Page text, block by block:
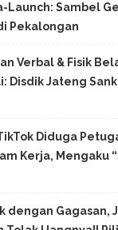
Launch: Sambel
Pekalongan
Verbal & Fisik
Disdik Jateng
Diduga
Kerja, Mengaku
dengan Gagasan,